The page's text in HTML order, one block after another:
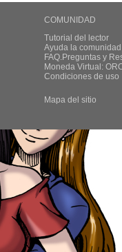
COMUNIDAD
Tutorial del lector
Ayuda la
FAQ.Preguntas y
Moneda Virtual:
Condiciones de uso
Mapa del sitio